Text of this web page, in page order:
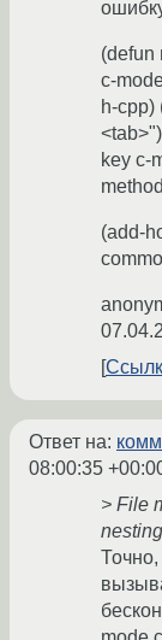
(defun
c-
h-cpp)
key c-
(add-
Ответ на:
08:00:35
> File